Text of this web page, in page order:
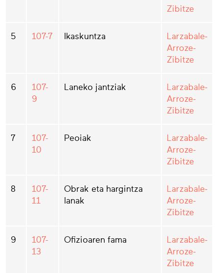
Zibitze
5 107-7 Ikaskuntza
Larzabale-
Arroze-
Zibitze
6
107-
9
Laneko jantziak
Larzabale-
Arroze-
Zibitze
7
107-
10
Peoiak
Larzabale-
Arroze-
Zibitze
8
107-
11
Obrak eta hargintza
lanak
Larzabale-
Arroze-
Zibitze
9
107-
13
Ofizioaren fama
Larzabale-
Arroze-
Zibitze